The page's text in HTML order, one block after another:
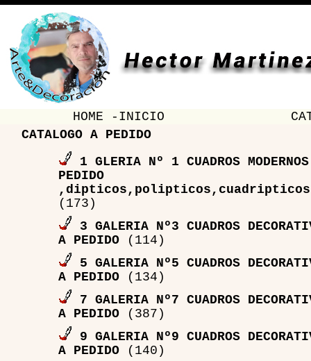
HOME -INICIO
CATALOGO A PEDIDO
1 GLERIA Nº 1 CUADROS
PEDIDO
,dipticos,polipticos,cuadripticos
(173)
3 GALERIA Nº3 CUADROS
A PEDIDO(114)
5 GALERIA Nº5 CUADROS
A PEDIDO(134)
7 GALERIA Nº7 CUADROS
A PEDIDO(387)
9 GALERIA Nº9 CUADROS
A PEDIDO(140)